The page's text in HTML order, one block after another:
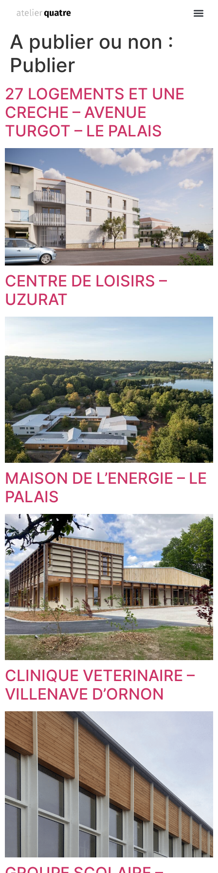
A publier ou non :
Publier
27 LOGEMENTS ET UNE
CRECHE – AVENUE
TURGOT – LE PALAIS
CENTRE DE LOISIRS –
UZURAT
MAISON DE L’ENERGIE – LE
PALAIS
CLINIQUE VETERINAIRE –
VILLENAVE D’ORNON